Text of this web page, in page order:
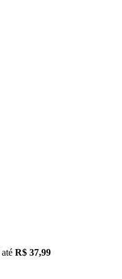
até R$ 37,99